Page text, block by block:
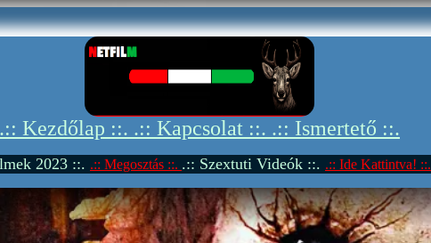
.:: Kezdőlap ::. .:: Kapcsolat ::. .:: Ismertető ::.
2023 ::. .:: Megosztás ::. .:: Szextuti Videók ::. .:: Ide Kattintva! ::.